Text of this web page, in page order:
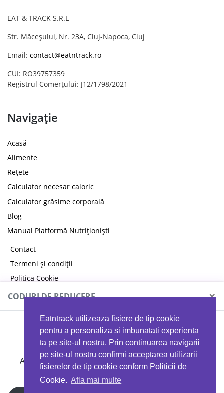
Eatntrack utilizeaza fisiere de tip cookie
pentru a personaliza si imbunatati experienta
ta pe site-ul nostru. Prin continuarea navigarii
pe site-ul nostru confirmi acceptarea utilizarii
fisierelor de tip cookie conform Politicii de
Cookie. Afla mai multe
EAT & TRACK S.R.L
Str. Măceșului, Nr. 23A, Cluj-Napoca, Cluj
Email: contact@eatntrack.ro
CUI: RO39757359
Registrul Comerțului: J12/1798/2021
Navigație
Acasă
Alimente
Rețete
Calculator necesar caloric
Calculator grăsime corporală
Blog
Manual Platformă Nutriționiști
Contact
Termeni și condiții
Politica Cookie
Politica de confidențialitate
CODURI DE REDUCERE ×
MYPROTEIN
Ai 40%reducere la orice comandă folosind codul
EATTRACK